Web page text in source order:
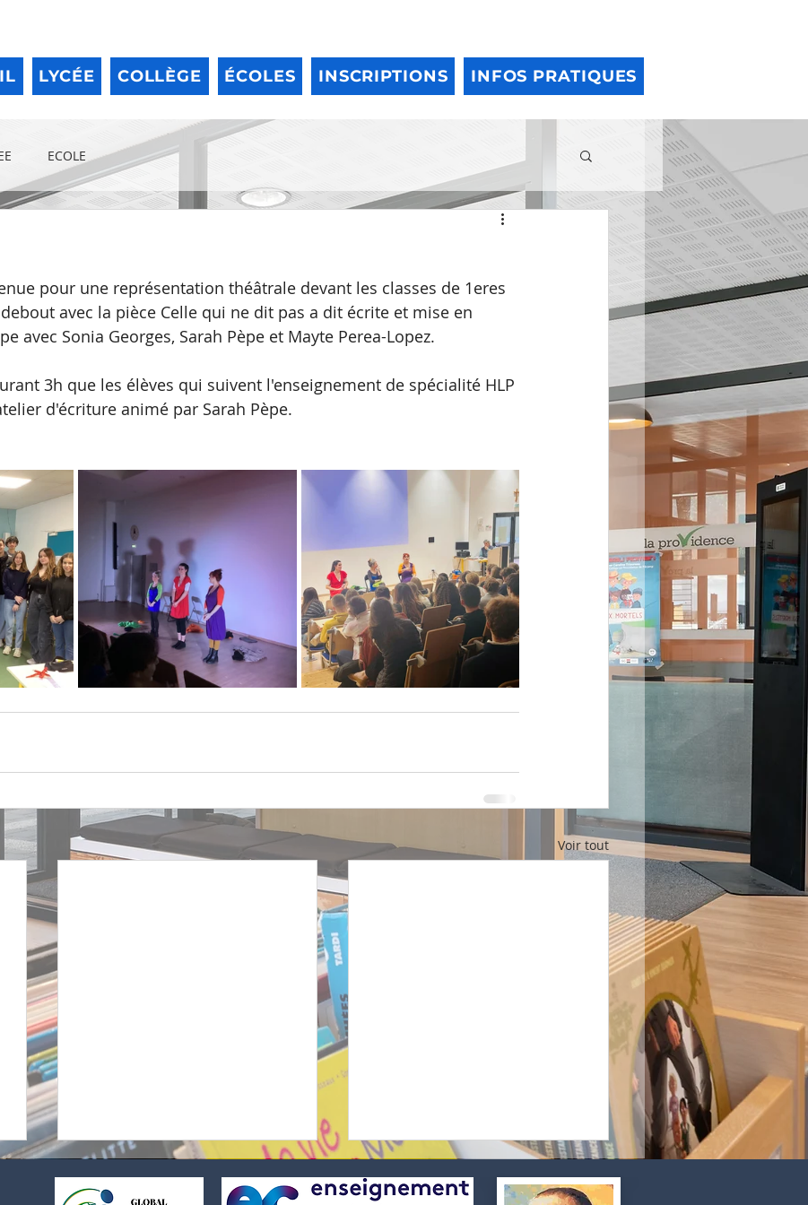
LYCÉE COLLÈGE ÉCOLES INSCRIPTIONS INFOS PRATIQUES
ECOLE
pour une représentation théâtrale devant les classes de 1eres
avec la pièce Celle qui ne dit pas a dit écrite et mise en
avec Sonia Georges, Sarah Pèpe et Mayte Perea-Lopez.
3h que les élèves qui suivent l'enseignement de spécialité HLP
d'écriture animé par Sarah Pèpe.
Voir tout